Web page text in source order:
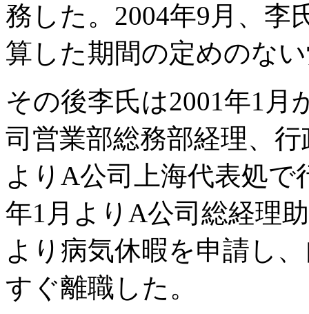
務した。2004年9月、李
算した期間の定めのな
その後李氏は2001年1月
司営業部総務部経理、
よりA公司上海代表処で
年1月よりA公司総経理
より病気休暇を申請し
すぐ離職した。